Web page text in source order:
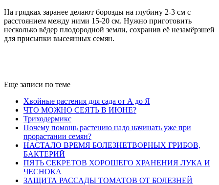
На грядках заранее делают борозды на глубину 2-3 см с
расстоянием между ними 15-20 см. Нужно приготовить
несколько вёдер плодородной земли, сохранив её незамёрзшей
для присыпки высеянных семян.
Еще записи по теме
Хвойные растения для сада от А до Я
ЧТО МОЖНО СЕЯТЬ В ИЮНЕ?
Триходермикс
Почему помощь растению надо начинать уже при
прорастании семян?
НАСТАЛО ВРЕМЯ БОЛЕЗНЕТВОРНЫХ ГРИБОВ,
БАКТЕРИЙ
ПЯТЬ СЕКРЕТОВ ХОРОШЕГО ХРАНЕНИЯ ЛУКА И
ЧЕСНОКА
ЗАЩИТА РАССАДЫ ТОМАТОВ ОТ БОЛЕЗНЕЙ